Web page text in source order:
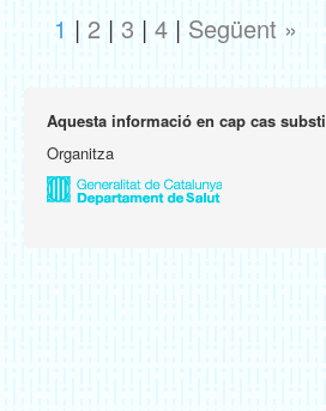
1 | 2 | 3 | 4 | Següent »
Aquesta informació en cap cas
Organitza